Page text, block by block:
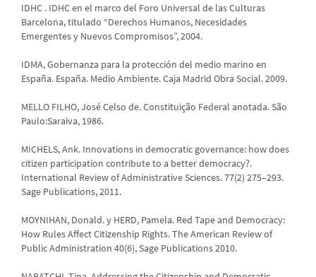
IDHC . IDHC en el marco del Foro Universal de las Culturas
Barcelona, titulado “Derechos Humanos, Necesidades
Emergentes y Nuevos Compromisos”, 2004.
IDMA, Gobernanza para la protección del medio marino en
España. España. Medio Ambiente. Caja Madrid Obra Social. 2009.
MELLO FILHO, José Celso de. Constituição Federal anotada. São
Paulo:Saraiva, 1986.
MICHELS, Ank. Innovations in democratic governance: how does
citizen participation contribute to a better democracy?.
International Review of Administrative Sciences. 77(2) 275–293.
Sage Publications, 2011.
MOYNIHAN, Donald. y HERD, Pamela. Red Tape and Democracy:
How Rules Affect Citizenship Rights. The American Review of
Public Administration 40(6), Sage Publications 2010.